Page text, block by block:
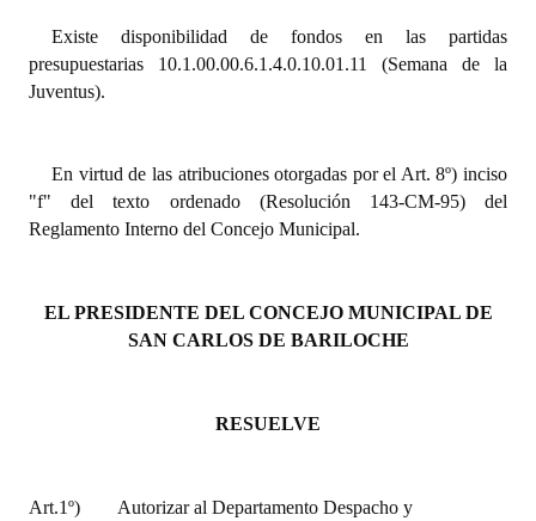
Noticias Destacadas
Registros y Distinciones
Premio al Mérito - Registro
Audiencias Públicas - Registro
Periodistas Decanos - Registro
Banca del Vecino - Registro
Existe disponibilidad de fondos en las partidas
presupuestarias 10.1.00.00.6.1.4.0.10.01.11 (Semana de la
Juventus).
En virtud de las atribuciones otorgadas por el Art. 8º) inciso
"f" del texto ordenado (Resolución 143-CM-95) del
Reglamento Interno del Concejo Municipal.
EL PRESIDENTE DEL CONCEJO MUNICIPAL DE
SAN CARLOS DE BARILOCHE
RESUELVE
Art.1º)
Autorizar al Departamento Despacho y